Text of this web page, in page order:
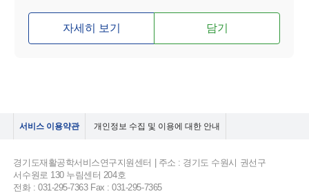
자세히 보기 담기
서비스 이용약관 개인정보 수집 및 이용에 대한 안내
경기도재활공학서비스연구지원센터 | 주소 : 경기도 수원시 권선구
서수원로 130 누림센터 204호
전화 : 031-295-7363 Fax : 031-295-7365